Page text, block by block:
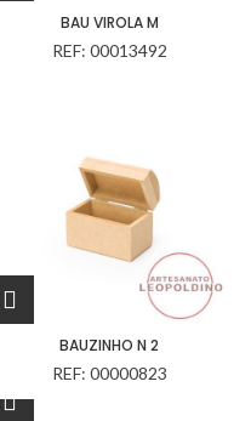
BAU VIROLA M
REF: 00013492
BAUZINHO N 2
REF: 00000823